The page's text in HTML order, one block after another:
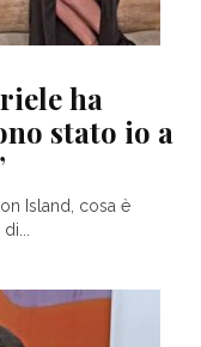
ha
stato io a
Island, cosa è